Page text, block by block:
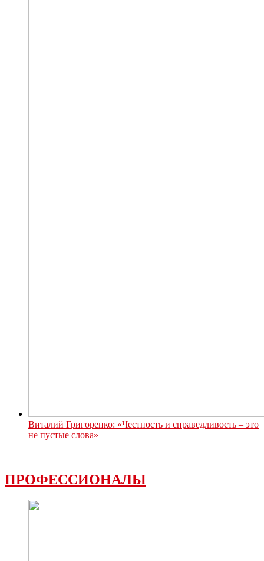
Виталий Григоренко: «Честность и справедливость – это
не пустые слова»
ПРОФЕССИОНАЛЫ